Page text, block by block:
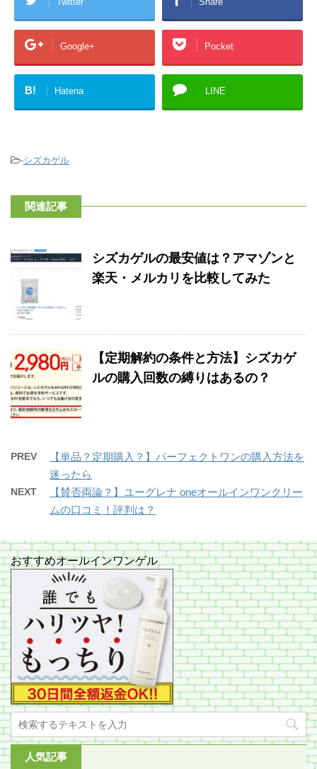
Google+ Pocket
B! Hatena LINE
-シズカゲル
関連記事
シズカゲルの最安値は？アマゾンと
楽天・メルカリを比較してみた
【定期解約の条件と方法】シズカゲ
ルの購入回数の縛りはあるの？
PREV
【単品？定期購入？】パーフェクトワンの購入方法を
迷ったら
NEXT
【賛否両論？】ユーグレナ oneオールインワンクリー
ムの口コミ！評判は？
おすすめオールインワンゲル
人気記事